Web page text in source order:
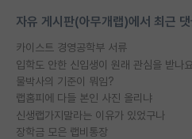
자유 게시판(아무개랩)에서 최근
카이스트 경영공학부 서류
입학도 안한 신입생이 원래 관심을 받나요
물박사의 기준이 뭐임?
랩홈피에 다들 본인 사진 올리냐
신생랩가지말라는 이유가 있었구나
장학금 모은 랩비통장